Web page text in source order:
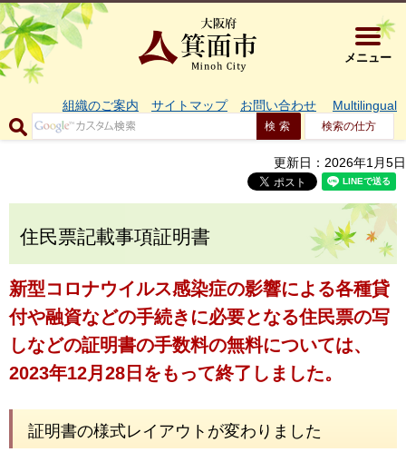
大阪府箕
メニュー
組織のご案内 サイトマップ お問い合わせ Multilingual
検索の仕方
更新日：2026年1月5日
住民票記載事項証明書
新型コロナウイルス感染症の影響による各種貸
付や融資などの手続きに必要となる住民票の写
しなどの証明書の手数料の無料については、
2023年12月28日をもって終了しました。
証明書の様式レイアウトが変わりました